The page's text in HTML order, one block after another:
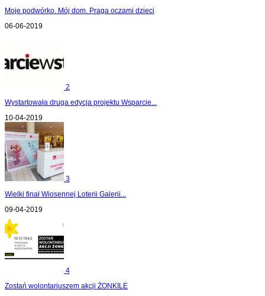
Moje podwórko. Mój dom. Praga oczami dzieci
06-06-2019
2
Wystartowała druga edycja projektu Wsparcie...
10-04-2019
3
Wielki finał Wiosennej Loterii Galerii...
09-04-2019
4
Zostań wolontariuszem akcji ŻONKILE